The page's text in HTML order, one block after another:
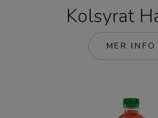
Kolsyrat
MER INFO